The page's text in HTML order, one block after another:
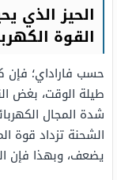
الحيز الذي
القوة
حسب فاراداي؛ فإن
طيلة الوقت، بغض
شدة المجال
الشحنة تزداد قوة
يضعف، وبهذا فإن